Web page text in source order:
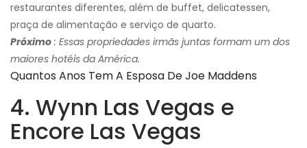
restaurantes diferentes, além de buffet, delicatessen,
praça de alimentação e serviço de quarto.
Próximo : Essas propriedades irmãs juntas formam um dos
maiores hotéis da América.
Quantos Anos Tem A Esposa De Joe Maddens
4. Wynn Las Vegas e
Encore Las Vegas